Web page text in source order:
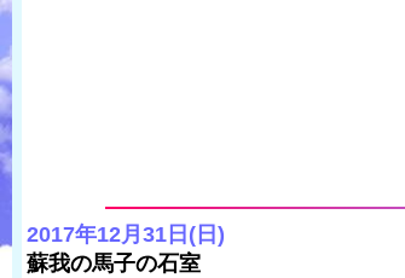
2017年12月31日(日)
蘇我の馬子の石室